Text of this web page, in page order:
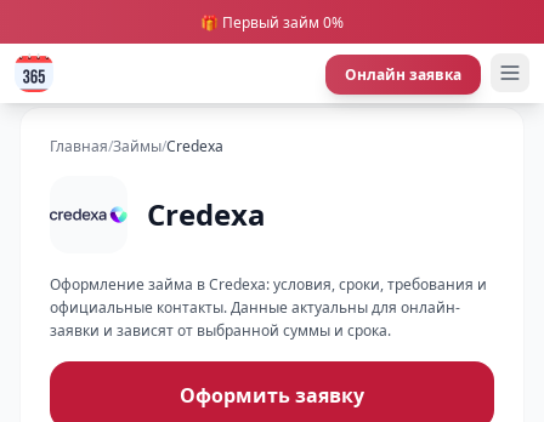
🎁 Первый займ 0%
Онлайн заявка
Главная/Займы/Credexa
Credexa
Оформление займа в Credexa: условия, сроки, требования и
официальные контакты. Данные актуальны для онлайн-
заявки и зависят от выбранной суммы и срока.
Оформить заявку